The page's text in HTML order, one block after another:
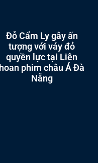
Đỗ Cẩm Ly gây ấn
tượng với váy đỏ
quyền lực tại Liên
hoan phim châu Á Đà
Nẵng